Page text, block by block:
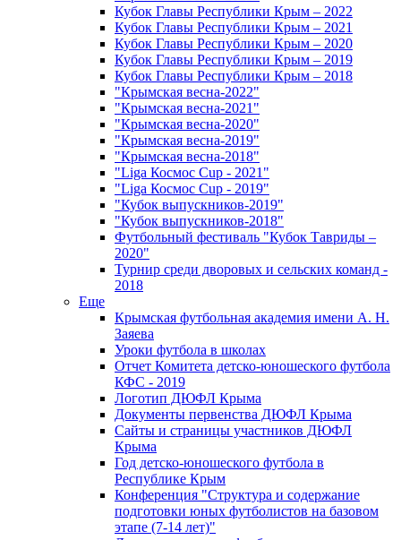
Кубок Главы Республики Крым – 2022
Кубок Главы Республики Крым – 2021
Кубок Главы Республики Крым – 2020
Кубок Главы Республики Крым – 2019
Кубок Главы Республики Крым – 2018
"Крымская весна-2022"
"Крымская весна-2021"
"Крымская весна-2020"
"Крымская весна-2019"
"Крымская весна-2018"
"Liga Космос Cup - 2021"
"Liga Космос Cup - 2019"
"Кубок выпускников-2019"
"Кубок выпускников-2018"
Футбольный фестиваль "Кубок Тавриды –
2020"
Турнир среди дворовых и сельских команд -
2018
Еще
Крымская футбольная академия имени А. Н.
Заяева
Уроки футбола в школах
Отчет Комитета детско-юношеского футбола
КФС - 2019
Логотип ДЮФЛ Крыма
Документы первенства ДЮФЛ Крыма
Сайты и страницы участников ДЮФЛ
Крыма
Год детско-юношеского футбола в
Республике Крым
Конференция "Структура и содержание
подготовки юных футболистов на базовом
этапе (7-14 лет)"